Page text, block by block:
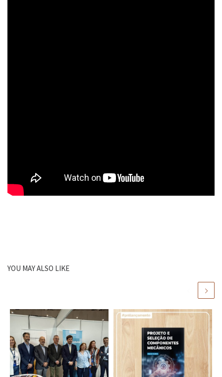
YOU MAY ALSO LIKE